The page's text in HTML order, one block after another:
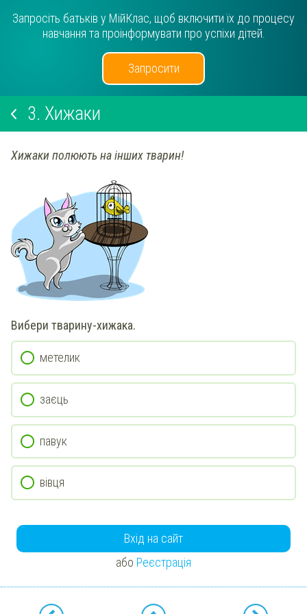
Запросіть батьків у МійКлас, щоб включити їх до процесу
навчання та проінформувати про успіхи дітей.
Запросити
3. Хижаки
Хижаки полюють на інших тварин!
Вибери тварину-хижака.
метелик
заєць
павук
вівця
Вхід на сайт
або Реєстрація